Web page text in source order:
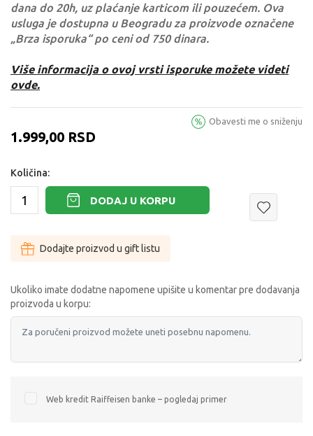
dana do 20h, uz plaćanje karticom ili pouzećem. Ova
usluga je dostupna u Beogradu za proizvode označene
„Brza isporuka“ po ceni od 750 dinara.
Više informacija o ovoj vrsti isporuke možete videti
ovde.
1.999,00 RSD
Obavesti me o sniženju
Količina:
DODAJ U KORPU
Dodajte proizvod u gift listu
Ukoliko imate dodatne napomene upišite u komentar pre dodavanja
proizvoda u korpu:
Web kredit Raiffeisen banke – pogledaj primer